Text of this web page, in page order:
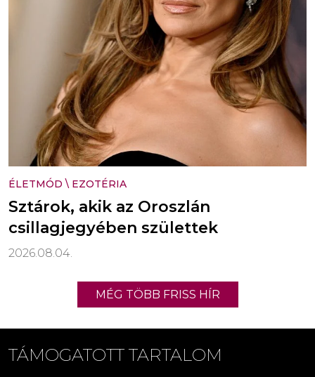
ÉLETMÓD \ EZOTÉRIA
Sztárok, akik az Oroszlán
csillagjegyében születtek
2026.08.04.
MÉG TÖBB FRISS HÍR
TÁMOGATOTT TARTALOM